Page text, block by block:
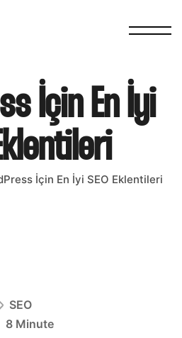
İçin En İyi
İçin En İyi SEO Eklentileri
SEO
8 Minute